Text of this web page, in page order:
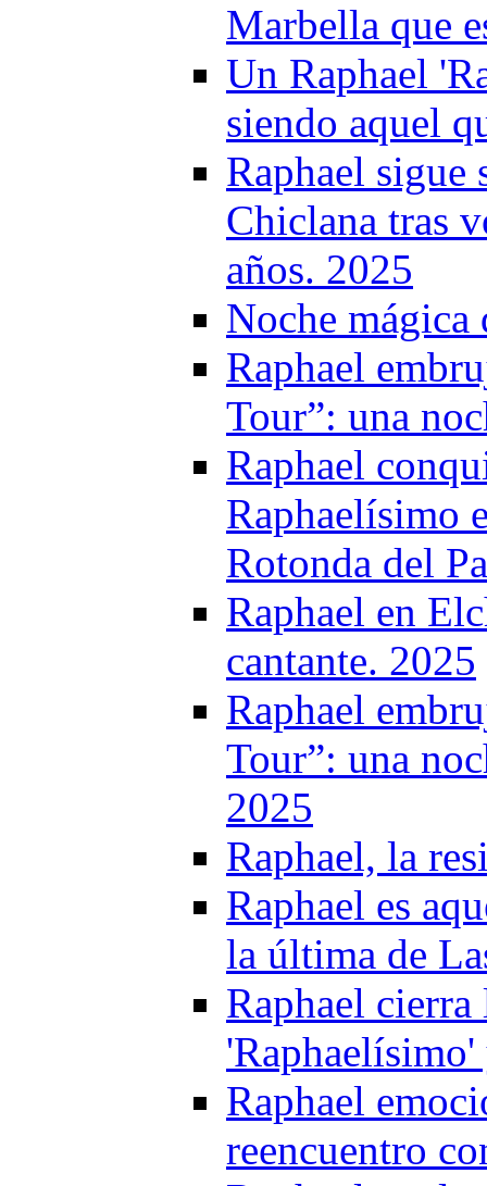
Marbella que
Un Raphael
siendo aquel
Raphael sigue
Chiclana tras
años. 2025
Noche mágica
Raphael
Tour”: una
Raphael
Raphaelísimo
Rotonda del
Raphael en
cantante. 2025
Raphael
Tour”: una
2025
Raphael, la
Raphael es
la última de
Raphael cierra
Raphael
reencuentro